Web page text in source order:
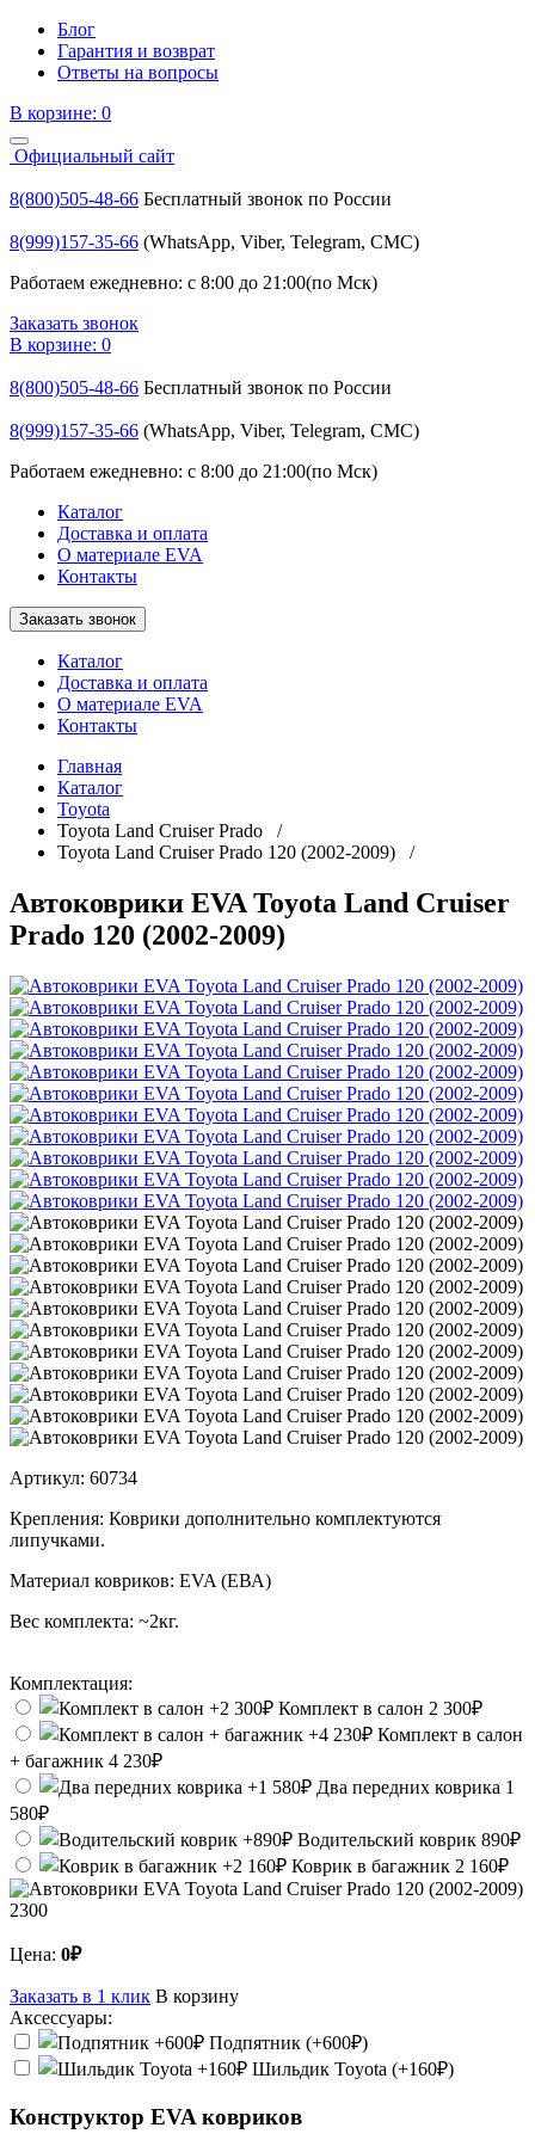
Блог
Гарантия и возврат
Ответы на вопросы
В корзине: 0
Официальный сайт
8(800)505-48-66 Бесплатный звонок по России
8(999)157-35-66 (WhatsApp, Viber, Telegram, СМС)
Работаем ежедневно: с 8:00 до 21:00(по Мск)
Заказать звонок
В корзине: 0
8(800)505-48-66 Бесплатный звонок по России
8(999)157-35-66 (WhatsApp, Viber, Telegram, СМС)
Работаем ежедневно: с 8:00 до 21:00(по Мск)
Каталог
Доставка и оплата
О материале EVA
Контакты
Заказать звонок
Каталог
Доставка и оплата
О материале EVA
Контакты
Главная
Каталог
Toyota
Toyota Land Cruiser Prado /
Toyota Land Cruiser Prado 120 (2002-2009) /
Автоковрики EVA Toyota Land Cruiser
Prado 120 (2002-2009)
Артикул: 60734
Крепления: Коврики дополнительно комплектуются
липучками.
Материал ковриков: EVA (ЕВА)
Вес комплекта: ~2кг.
Комплектация:
Комплект в салон 2 300₽
Комплект в салон
+ багажник 4 230₽
Два передних коврика 1
580₽
Водительский коврик 890₽
Коврик в багажник 2 160₽
2300
Цена: 0₽
Заказать в 1 клик В корзину
Аксессуары:
Подпятник (+600₽)
Шильдик Toyota (+160₽)
Конструктор EVA ковриков